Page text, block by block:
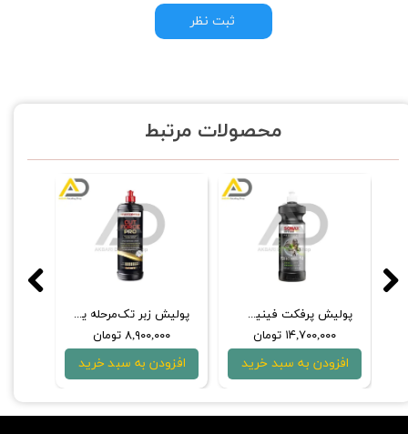
ثبت نظر
محصولات مرتبط
پولیش کات فینیش 1 لیتری سوناکس مدل 05-05
۱۴,۷۰۰,۰۰۰ تومان
افزودن به سبد خرید
پولیش و واکس آبی 500 میلی‌لیتری سوناکس
۳,۸۰۰,۰۰۰ تومان
افزودن به سبد خرید